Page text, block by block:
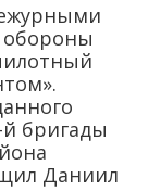
обороны
бригады
Даниил